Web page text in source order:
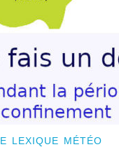
LEXIQUE MÉTÉO